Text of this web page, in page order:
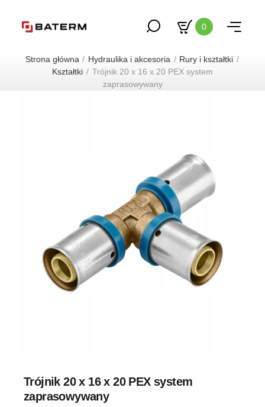
0
Strona główna Hydraulika i akcesoria
Rury i kształtki
Kształtki
Trójnik 20 x 16 x 20 PEX system
zaprasowywany
Trójnik 20 x 16 x 20 PEX system
zaprasowywany